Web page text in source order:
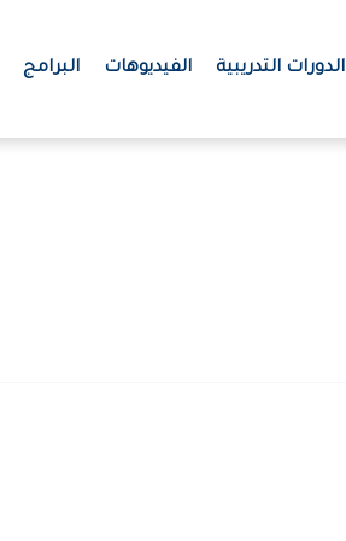
البرامج الفيديوهات الدورات التدريبية